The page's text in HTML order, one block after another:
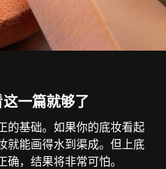
一篇就够了
的基础。如果你的底妆看起
就能画得水到渠成。但上底
，结果将非常可怕。